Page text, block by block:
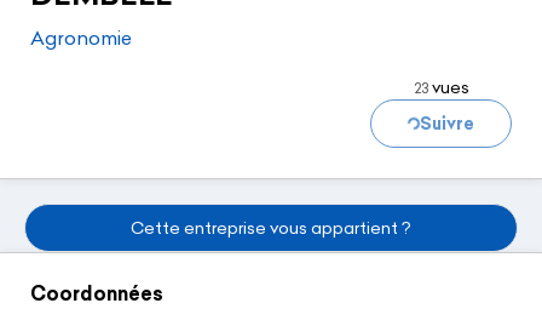
Agronomie
23vues
Chargement...Suivre
Cette entreprise vous appartient ?
Coordonnées